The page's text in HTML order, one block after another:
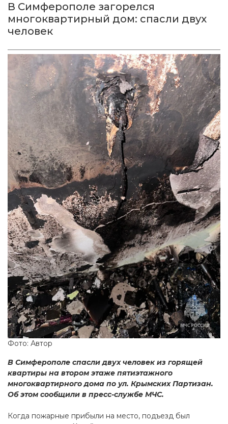
В Симферополе загорелся
многоквартирный дом: спасли двух
человек
Фото: Автор
В Симферополе спасли двух человек из горящей
квартиры на втором этаже пятиэтажного
многоквартирного дома по ул. Крымских Партизан.
Об этом сообщили в пресс-службе МЧС.
Когда пожарные прибыли на место, подъезд был